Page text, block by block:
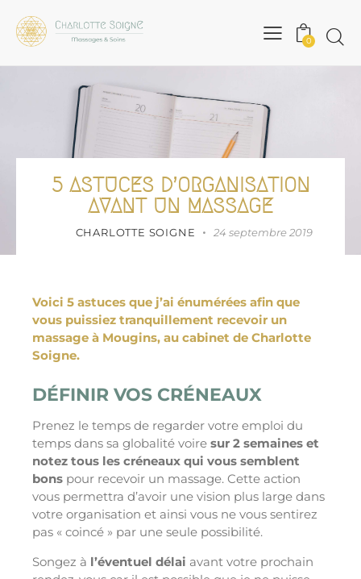
0
5 ASTUCES D’ORGANISATION
AVANT UN MASSAGE
CHARLOTTE SOIGNE 24 septembre 2019
Voici 5 astuces que j’ai énumérées afin que
vous puissiez tranquillement recevoir un
massage à Mougins, au cabinet de Charlotte
Soigne.
DÉFINIR VOS CRÉNEAUX
Prenez le temps de regarder votre emploi du
temps dans sa globalité voire sur 2 semaines et
notez tous les créneaux qui vous semblent
bons pour recevoir un massage. Cette action
vous permettra d’avoir une vision plus large dans
votre organisation et ainsi vous ne vous sentirez
pas « coincé » par une seule possibilité.
Songez à l’éventuel délai avant votre prochain